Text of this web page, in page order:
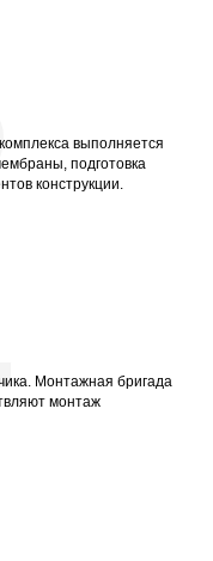
выполняется
подготовка
конструкции.
Монтажная бригада
монтаж